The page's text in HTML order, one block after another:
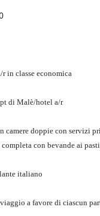
in classe economica
di Malè/hotel a/r
camere doppie con servizi
con bevande ai
italiano
a favore di ciascun